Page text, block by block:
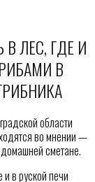
ЛЕС, ГДЕ И
В
области
во мнении —
сметане.
в руской печи